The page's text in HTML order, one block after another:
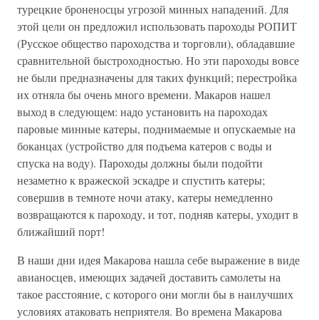
турецкие броненосцы угрозой минных нападений. Для
этой цели он предложил использовать пароходы РОПИТ
(Русское общество пароходства и торговли), обладавшие
сравнительной быстроходностью. Но эти пароходы вовсе
не были предназначены для таких функций; перестройка
их отняла бы очень много времени. Макаров нашел
выход в следующем: надо установить на пароходах
паровые минные катеры, поднимаемые и опускаемые на
боканцах (устройство для подъема катеров с воды и
спуска на воду). Пароходы должны были подойти
незаметно к вражеской эскадре и спустить катеры;
совершив в темноте ночи атаку, катеры немедленно
возвращаются к пароходу, и тот, подняв катеры, уходит в
ближайший порт!
В наши дни идея Макарова нашла себе выражение в виде
авианосцев, имеющих задачей доставить самолеты на
такое расстояние, с которого они могли бы в наилучших
условиях атаковать неприятеля. Во времена Макарова